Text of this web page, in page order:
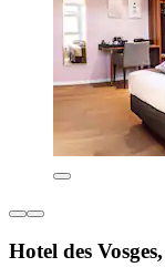
Hotel des